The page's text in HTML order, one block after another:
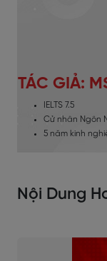
TÁC GIẢ:
IELTS 7.5
Cử nhân Ngôn
5 năm kinh
Nội Dung